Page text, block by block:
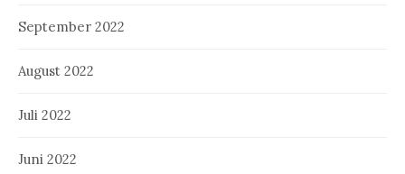
September 2022
August 2022
Juli 2022
Juni 2022